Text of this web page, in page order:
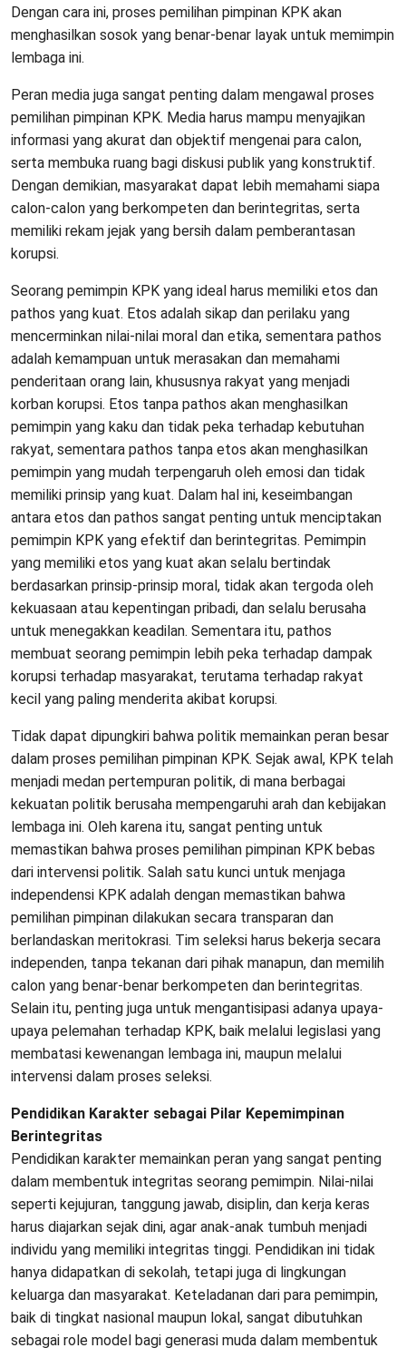
Dengan cara ini, proses pemilihan pimpinan KPK akan
menghasilkan sosok yang benar-benar layak untuk memimpin
lembaga ini.
Peran media juga sangat penting dalam mengawal proses
pemilihan pimpinan KPK. Media harus mampu menyajikan
informasi yang akurat dan objektif mengenai para calon,
serta membuka ruang bagi diskusi publik yang konstruktif.
Dengan demikian, masyarakat dapat lebih memahami siapa
calon-calon yang berkompeten dan berintegritas, serta
memiliki rekam jejak yang bersih dalam pemberantasan
korupsi.
Seorang pemimpin KPK yang ideal harus memiliki etos dan
pathos yang kuat. Etos adalah sikap dan perilaku yang
mencerminkan nilai-nilai moral dan etika, sementara pathos
adalah kemampuan untuk merasakan dan memahami
penderitaan orang lain, khususnya rakyat yang menjadi
korban korupsi. Etos tanpa pathos akan menghasilkan
pemimpin yang kaku dan tidak peka terhadap kebutuhan
rakyat, sementara pathos tanpa etos akan menghasilkan
pemimpin yang mudah terpengaruh oleh emosi dan tidak
memiliki prinsip yang kuat. Dalam hal ini, keseimbangan
antara etos dan pathos sangat penting untuk menciptakan
pemimpin KPK yang efektif dan berintegritas. Pemimpin
yang memiliki etos yang kuat akan selalu bertindak
berdasarkan prinsip-prinsip moral, tidak akan tergoda oleh
kekuasaan atau kepentingan pribadi, dan selalu berusaha
untuk menegakkan keadilan. Sementara itu, pathos
membuat seorang pemimpin lebih peka terhadap dampak
korupsi terhadap masyarakat, terutama terhadap rakyat
kecil yang paling menderita akibat korupsi.
Tidak dapat dipungkiri bahwa politik memainkan peran besar
dalam proses pemilihan pimpinan KPK. Sejak awal, KPK telah
menjadi medan pertempuran politik, di mana berbagai
kekuatan politik berusaha mempengaruhi arah dan kebijakan
lembaga ini. Oleh karena itu, sangat penting untuk
memastikan bahwa proses pemilihan pimpinan KPK bebas
dari intervensi politik. Salah satu kunci untuk menjaga
independensi KPK adalah dengan memastikan bahwa
pemilihan pimpinan dilakukan secara transparan dan
berlandaskan meritokrasi. Tim seleksi harus bekerja secara
independen, tanpa tekanan dari pihak manapun, dan memilih
calon yang benar-benar berkompeten dan berintegritas.
Selain itu, penting juga untuk mengantisipasi adanya upaya-
upaya pelemahan terhadap KPK, baik melalui legislasi yang
membatasi kewenangan lembaga ini, maupun melalui
intervensi dalam proses seleksi.
Pendidikan Karakter sebagai Pilar Kepemimpinan
Berintegritas
Pendidikan karakter memainkan peran yang sangat penting
dalam membentuk integritas seorang pemimpin. Nilai-nilai
seperti kejujuran, tanggung jawab, disiplin, dan kerja keras
harus diajarkan sejak dini, agar anak-anak tumbuh menjadi
individu yang memiliki integritas tinggi. Pendidikan ini tidak
hanya didapatkan di sekolah, tetapi juga di lingkungan
keluarga dan masyarakat. Keteladanan dari para pemimpin,
baik di tingkat nasional maupun lokal, sangat dibutuhkan
sebagai role model bagi generasi muda dalam membentuk